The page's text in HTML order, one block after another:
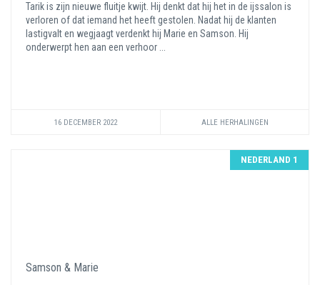
Tarik is zijn nieuwe fluitje kwijt. Hij denkt dat hij het in de ijssalon is
verloren of dat iemand het heeft gestolen. Nadat hij de klanten
lastigvalt en wegjaagt verdenkt hij Marie en Samson. Hij
onderwerpt hen aan een verhoor ...
16 DECEMBER 2022 ALLE HERHALINGEN
NEDERLAND 1
Samson & Marie